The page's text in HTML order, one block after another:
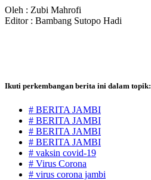
Oleh : Zubi Mahrofi
Editor : Bambang Sutopo Hadi
Ikuti perkembangan berita ini dalam topik:
# BERITA JAMBI
# BERITA JAMBI
# BERITA JAMBI
# BERITA JAMBI
# vaksin covid-19
# Virus Corona
# virus corona jambi